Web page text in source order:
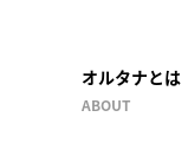
オルタナとは
ABOUT